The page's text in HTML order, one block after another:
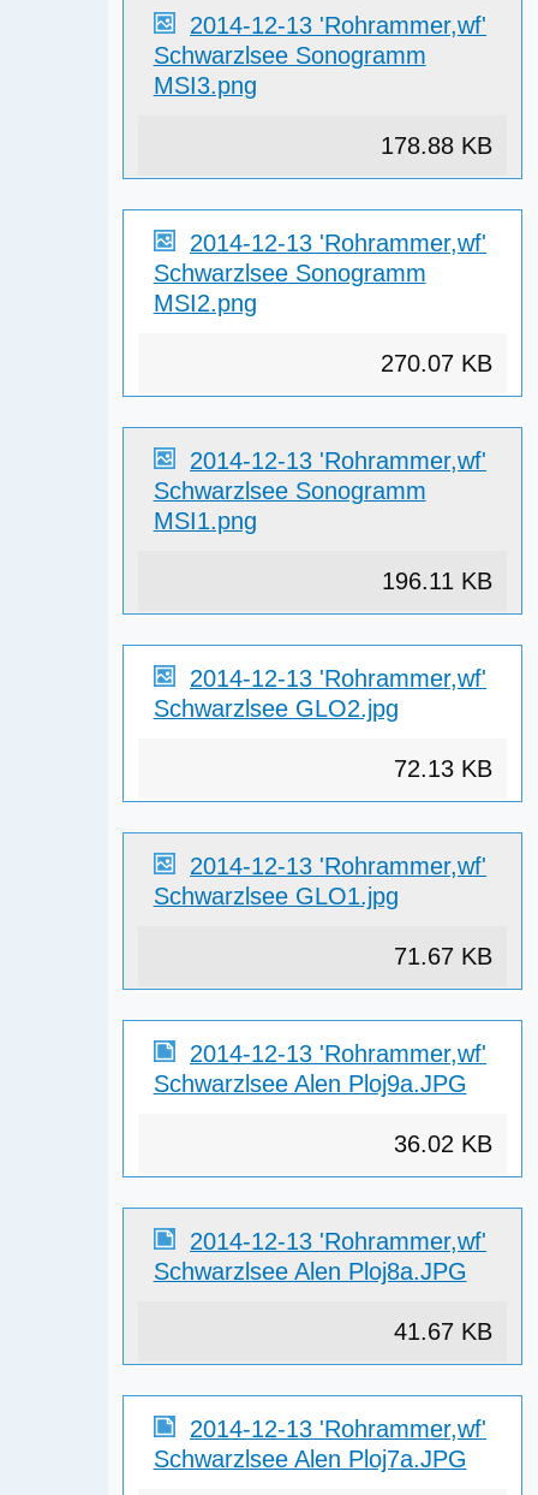
2014-12-13 'Rohrammer,wf'
Schwarzlsee Sonogramm
MSI3.png
178.88 KB
2014-12-13 'Rohrammer,wf'
Schwarzlsee Sonogramm
MSI2.png
270.07 KB
2014-12-13 'Rohrammer,wf'
Schwarzlsee Sonogramm
MSI1.png
196.11 KB
2014-12-13 'Rohrammer,wf'
Schwarzlsee GLO2.jpg
72.13 KB
2014-12-13 'Rohrammer,wf'
Schwarzlsee GLO1.jpg
71.67 KB
2014-12-13 'Rohrammer,wf'
Schwarzlsee Alen Ploj9a.JPG
36.02 KB
2014-12-13 'Rohrammer,wf'
Schwarzlsee Alen Ploj8a.JPG
41.67 KB
2014-12-13 'Rohrammer,wf'
Schwarzlsee Alen Ploj7a.JPG